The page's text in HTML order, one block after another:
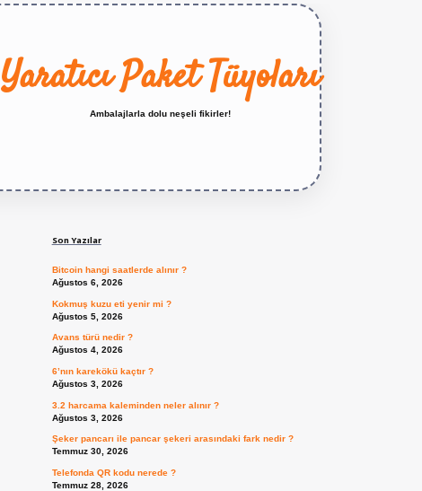
Yaratıcı Paket Tüyoları
Ambalajlarla dolu neşeli fikirler!
Son Yazılar
Bitcoin hangi saatlerde alınır ?
Ağustos 6, 2026
Kokmuş kuzu eti yenir mi ?
Ağustos 5, 2026
Avans türü nedir ?
Ağustos 4, 2026
6’nın karekökü kaçtır ?
Ağustos 3, 2026
3.2 harcama kaleminden neler alınır ?
Ağustos 3, 2026
Şeker pancarı ile pancar şekeri arasındaki fark nedir ?
Temmuz 30, 2026
Telefonda QR kodu nerede ?
Temmuz 28, 2026